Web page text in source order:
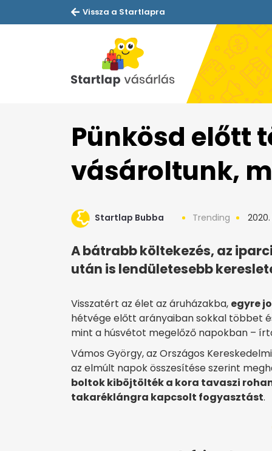
Vissza a Startlapra
Pünkösd előtt
vásároltunk,
Startlap Bubba Trending
A bátrabb költekezés, az
után is lendületesebb
Visszatért az élet az áruházakba, egyre
hétvége előtt arányaiban sokkal többet
mint a húsvétot megelőző napokban –
Vámos György, az Országos
az elmúlt napok összesítése szerint
boltok kiböjtölték a kora tavaszi
takaréklángra kapcsolt fogyasztást.